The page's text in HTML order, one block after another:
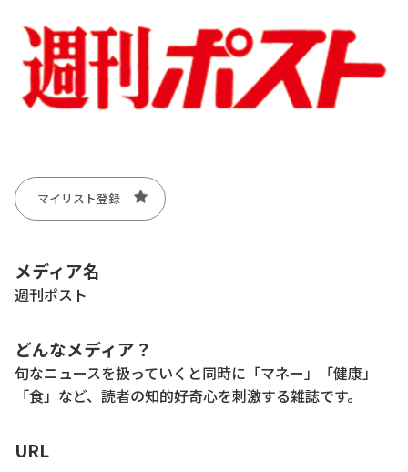
マイリスト登録
メディア名
週刊ポスト
どんなメディア？
旬なニュースを扱っていくと同時に「マネー」「健康」
「食」など、読者の知的好奇心を刺激する雑誌です。
URL